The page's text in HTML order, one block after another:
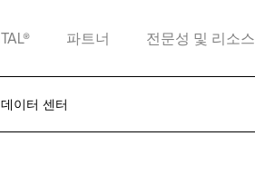
파트너 전문성 및 리소스
이터 센터